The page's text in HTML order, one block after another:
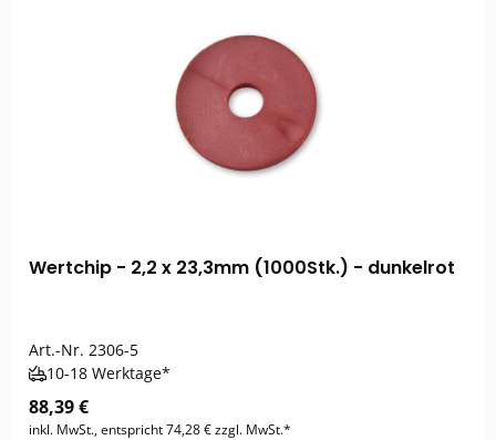
Wertchip - 2,2 x 23,3mm (1000Stk.) - dunkelrot
Art.-Nr. 2306-5
10-18 Werktage*
88,39 €
inkl. MwSt., entspricht 74,28 € zzgl. MwSt.*